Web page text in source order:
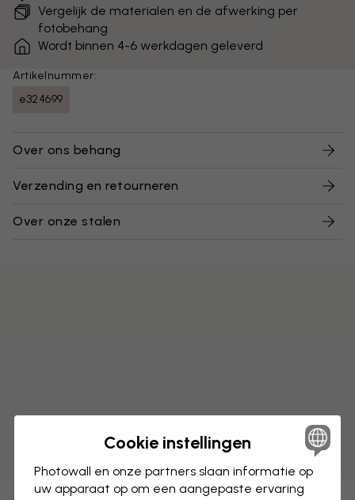
Vergelijk de materialen en de afwerking per
fotobehang
Wordt binnen 4-6 werkdagen geleverd
Artikelnummer:
e324699
Over ons behang
Verzending en retourneren
Over onze stalen
Cookie instellingen
Photowall en onze partners slaan informatie op
uw apparaat op om een aangepaste ervaring